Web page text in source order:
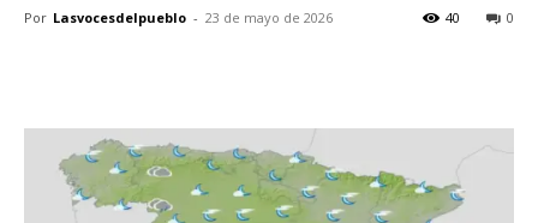
Por Lasvocesdelpueblo - 23 de mayo de 2026 0
40